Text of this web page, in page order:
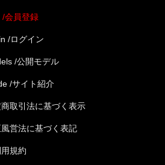
/会員登録
/ログイン
/公開モデル
/サイト紹介
取引法に基づく表示
営法に基づく表記
規約